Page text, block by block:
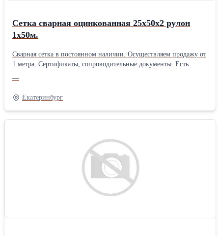
Сетка сварная оцинкованная 25х50х2 рулон
1х50м.
Сварная сетка в постоянном наличии. Осуществляем продажу от
1 метра. Сертификаты, сопроводительные документы. Есть
http://pt096.ru или отправив свой заказ на почту zakaz@pt096.ru
—
Екатеринбург